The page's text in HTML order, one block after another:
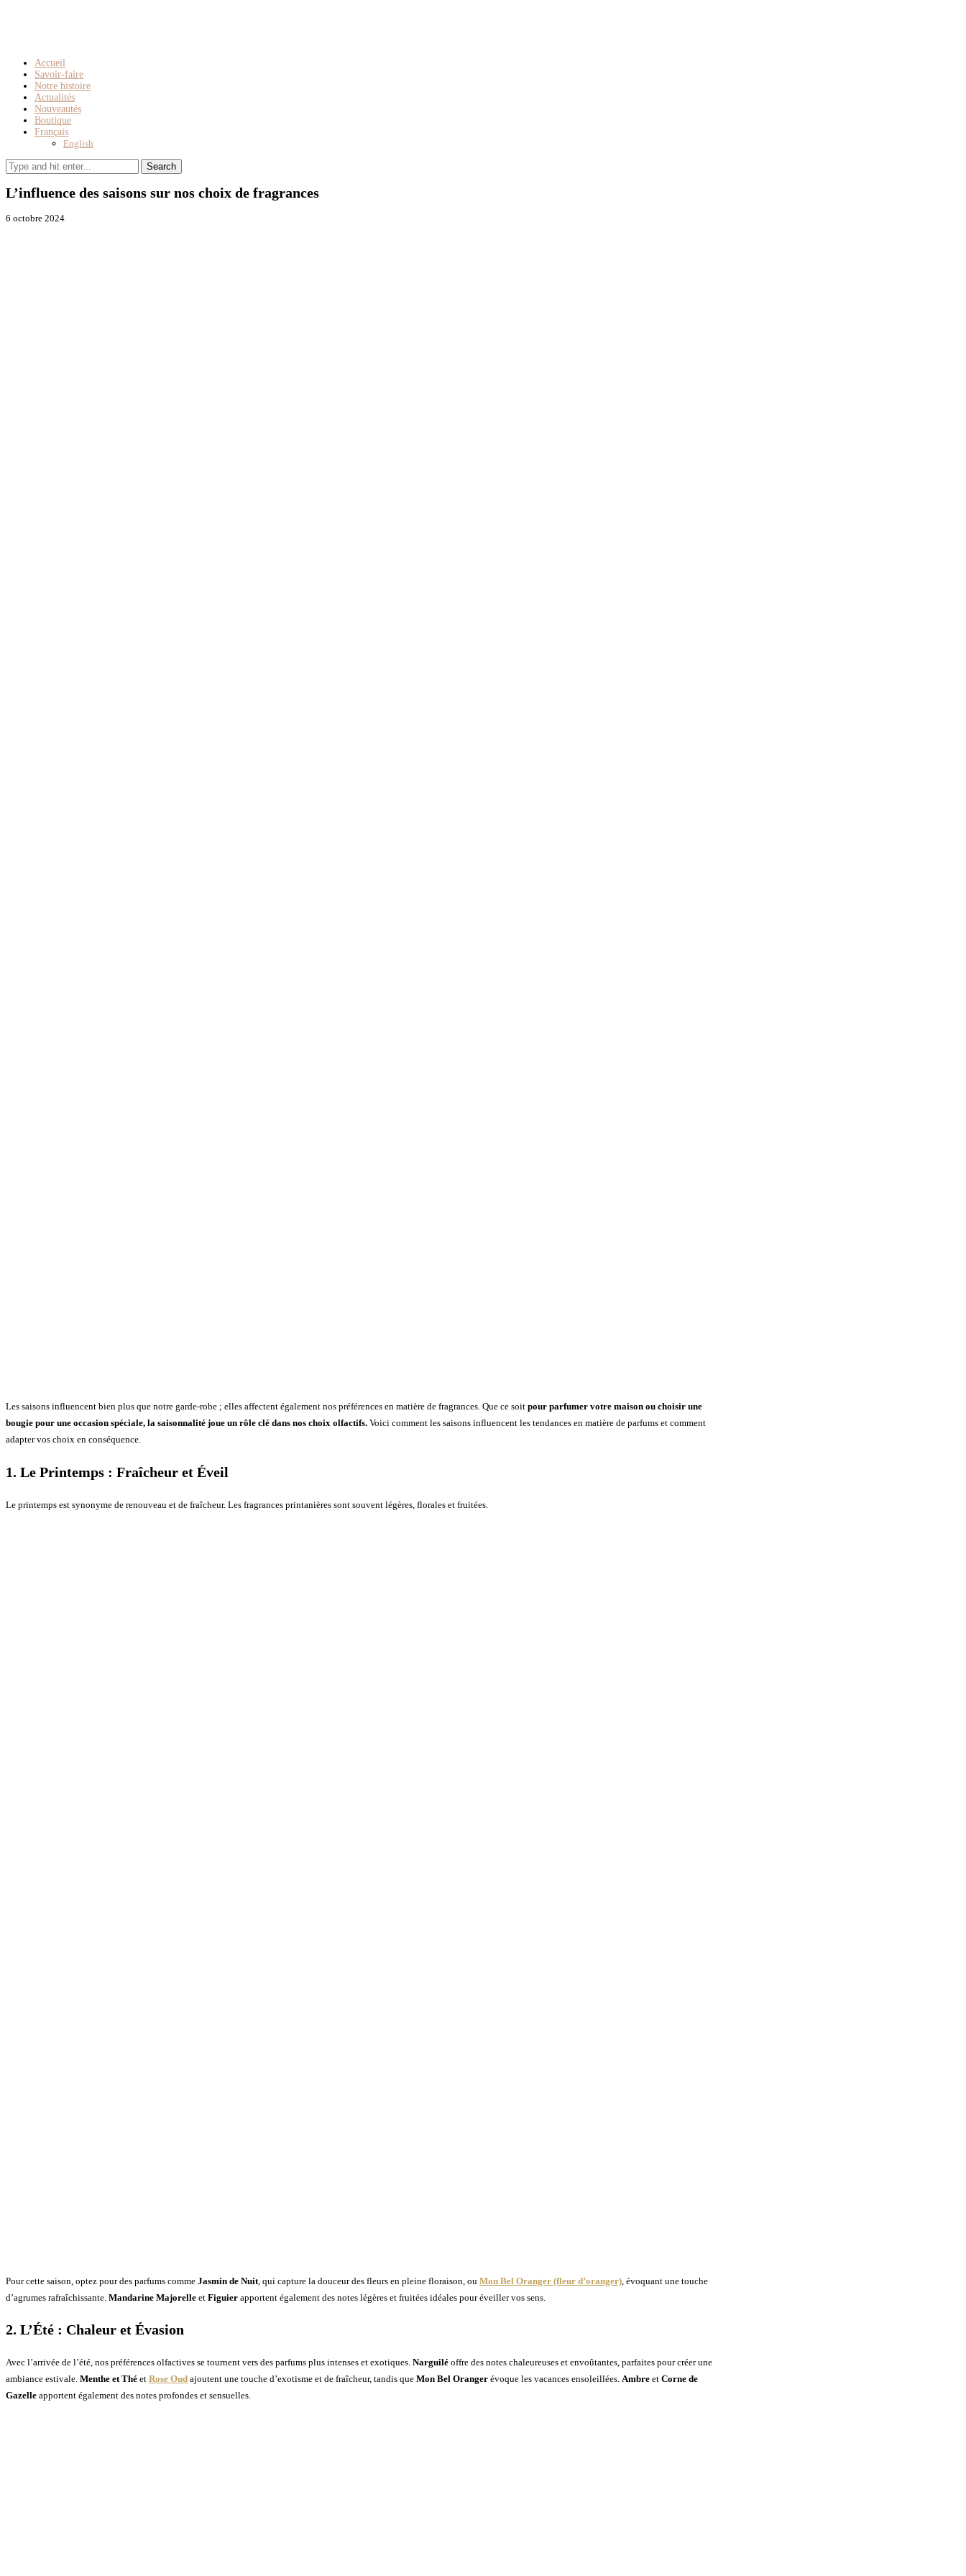
Accueil
Savoir-faire
Notre histoire
Actualités
Nouveautés
Boutique
Français
English
L’influence des saisons sur nos choix de fragrances
6 octobre 2024
Les saisons influencent bien plus que notre garde-robe ; elles affectent également nos préférences en matière de fragrances. Que ce soit pour parfumer votre maison ou choisir une
bougie pour une occasion spéciale, la saisonnalité joue un rôle clé dans nos choix olfactifs. Voici comment les saisons influencent les tendances en matière de parfums et comment
adapter vos choix en conséquence.
1. Le Printemps : Fraîcheur et Éveil
Le printemps est synonyme de renouveau et de fraîcheur. Les fragrances printanières sont souvent légères, florales et fruitées.
Pour cette saison, optez pour des parfums comme Jasmin de Nuit , qui capture la douceur des fleurs en pleine floraison, ou Mon Bel Oranger (fleur d’oranger) , évoquant une touche
d’agrumes rafraîchissante. Mandarine Majorelle et Figuier apportent également des notes légères et fruitées idéales pour éveiller vos sens.
2. L’Été : Chaleur et Évasion
Avec l’arrivée de l’été, nos préférences olfactives se tournent vers des parfums plus intenses et exotiques. Narguilé offre des notes chaleureuses et envoûtantes, parfaites pour créer une
ambiance estivale. Menthe et Thé et Rose Oud ajoutent une touche d’exotisme et de fraîcheur, tandis que Mon Bel Oranger évoque les vacances ensoleillées. Ambre et Corne de
Gazelle apportent également des notes profondes et sensuelles.